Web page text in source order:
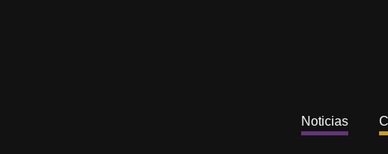
Noticias